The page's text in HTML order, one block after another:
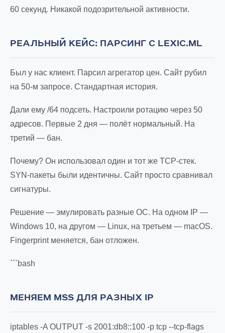
60 секунд. Никакой подозрительной активности.
РЕАЛЬНЫЙ КЕЙС: ПАРСИНГ С LEXIC.ML
Был у нас клиент. Парсил агрегатор цен. Сайт рубил
на 50-м запросе. Стандартная история.
Дали ему /64 подсеть. Настроили ротацию через 50
адресов. Первые 2 дня — полёт нормальный. На
третий — бан.
Почему? Он использовал один и тот же TCP-стек.
SYN-пакеты были идентичны. Сайт просто сравнивал
сигнатуры.
Решение — эмулировать разные ОС. На одном IP —
Windows 10, на другом — Linux, на третьем — macOS.
Fingerprint меняется, бан отложен.
```bash
МЕНЯЕМ MSS ДЛЯ РАЗНЫХ IP
iptables -A OUTPUT -s 2001:db8::100 -p tcp --tcp-flags